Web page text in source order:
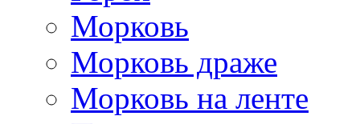
Морковь
Морковь драже
Морковь на ленте